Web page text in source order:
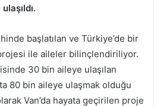
başlatılan ve Türkiye’de bir
ile aileler bilinçlendiriliyor.
30 bin aileye ulaşılan
80 bin aileye ulaşmak olduğu
Van’da hayata geçirilen proje